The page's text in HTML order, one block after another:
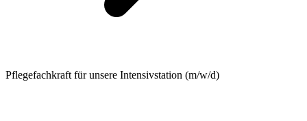
Pflegefachkraft für unsere Intensivstation (m/w/d)